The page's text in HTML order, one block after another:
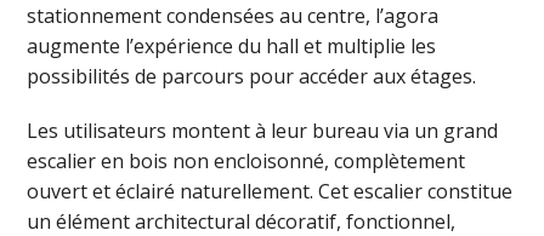
stationnement condensées au centre, l’agora
augmente l’expérience du hall et multiplie les
possibilités de parcours pour accéder aux étages.
Les utilisateurs montent à leur bureau via un grand
escalier en bois non encloisonné, complètement
ouvert et éclairé naturellement. Cet escalier constitue
un élément architectural décoratif, fonctionnel,